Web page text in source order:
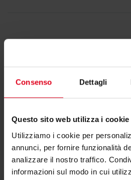
Consenso Dettagli
Questo sito web utilizza i cookie
Utilizziamo i cookie per
annunci, per fornire funzionalità
analizzare il nostro traffico.
informazioni sul modo in cui
Documentazione